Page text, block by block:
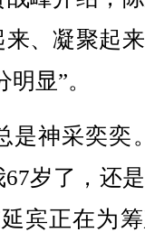
、凝聚起
显”。
神采奕奕
岁了，还
宾正在为